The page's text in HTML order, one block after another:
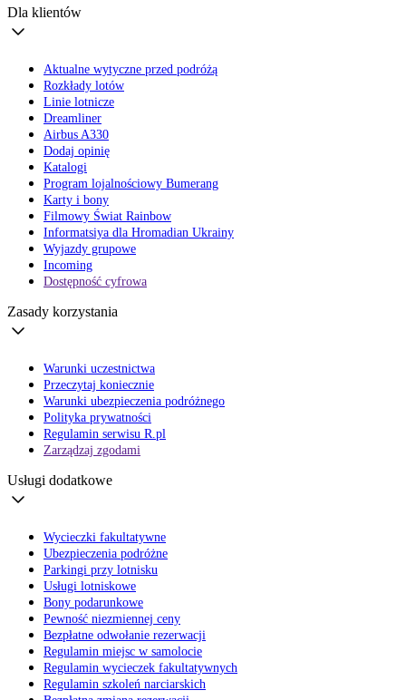
Dla klientów
Aktualne wytyczne przed podróżą
Rozkłady lotów
Linie lotnicze
Dreamliner
Airbus A330
Dodaj opinię
Katalogi
Program lojalnościowy Bumerang
Karty i bony
Filmowy Świat Rainbow
Informatsiya dla Hromadian Ukrainy
Wyjazdy grupowe
Incoming
Dostępność cyfrowa
Zasady korzystania
Warunki uczestnictwa
Przeczytaj koniecznie
Warunki ubezpieczenia podróżnego
Polityka prywatności
Regulamin serwisu R.pl
Zarządzaj zgodami
Usługi dodatkowe
Wycieczki fakultatywne
Ubezpieczenia podróżne
Parkingi przy lotnisku
Usługi lotniskowe
Bony podarunkowe
Pewność niezmiennej ceny
Bezpłatne odwołanie rezerwacji
Regulamin miejsc w samolocie
Regulamin wycieczek fakultatywnych
Regulamin szkoleń narciarskich